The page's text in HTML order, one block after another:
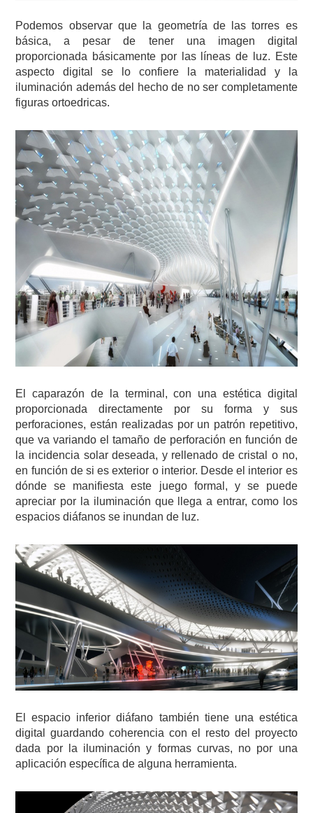
Podemos observar que la geometría de las torres es
básica, a pesar de tener una imagen digital
proporcionada básicamente por las líneas de luz. Este
aspecto digital se lo confiere la materialidad y la
iluminación además del hecho de no ser completamente
figuras ortoedricas.
El caparazón de la terminal, con una estética digital
proporcionada directamente por su forma y sus
perforaciones, están realizadas por un patrón repetitivo,
que va variando el tamaño de perforación en función de
la incidencia solar deseada, y rellenado de cristal o no,
en función de si es exterior o interior. Desde el interior es
dónde se manifiesta este juego formal, y se puede
apreciar por la iluminación que llega a entrar, como los
espacios diáfanos se inundan de luz.
El espacio inferior diáfano también tiene una estética
digital guardando coherencia con el resto del proyecto
dada por la iluminación y formas curvas, no por una
aplicación específica de alguna herramienta.